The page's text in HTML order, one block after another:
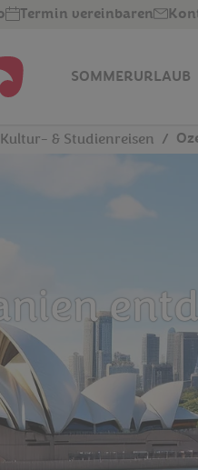
Kultur- & Studienreisen
Termin vereinbaren
SOMMERURLAUB